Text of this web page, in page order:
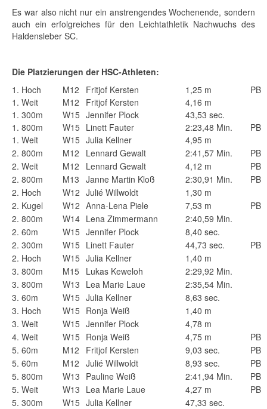
Es war also nicht nur ein anstrengendes Wochenende, sondern
auch ein erfolgreiches für den Leichtathletik Nachwuchs des
Haldensleber SC.
Die Platzierungen der HSC-Athleten:
1. Hoch M12 Fritjof Kersten 1,25 m
PB
1. Weit M12 Fritjof Kersten
4,16 m
1. 300m W15 Jennifer Plock
43,53 sec.
1. 800m W15 Linett Fauter 2:23,48 Min.
PB
1. Weit W15 Julia Kellner
4,95 m
2. 800m M12 Lennard Gewalt 2:41,57 Min.
PB
2. Weit M12 Lennard Gewalt 4,12 m
PB
2. 800m M13 Janne Martin Kloß 2:30,91 Min.
PB
2. Hoch W12 Julié Willwoldt
1,30 m
2. Kugel W12 Anna-Lena Piele 7,53 m
PB
2. 800m W14 Lena Zimmermann
2:40,59 Min.
2. 60m W15 Jennifer Plock
8,40 sec.
2. 300m W15 Linett Fauter 44,73 sec.
PB
2. Hoch W15 Julia Kellner
1,40 m
3. 800m M15 Lukas Keweloh
2:29,92 Min.
3. 800m W13 Lea Marie Laue
2:35,54 Min.
3. 60m W15 Julia Kellner
8,63 sec.
3. Hoch W15 Ronja Weiß
1,40 m
3. Weit W15 Jennifer Plock
4,78 m
4. Weit W15 Ronja Weiß 4,75 m
PB
5. 60m M12 Fritjof Kersten 9,03 sec.
PB
5. 60m M12 Julié Willwoldt 8,93 sec.
PB
5. 800m W13 Pauline Weiß 2:41,94 Min.
PB
5. Weit W13 Lea Marie Laue 4,27 m
PB
5. 300m W15 Julia Kellner
47,33 sec.